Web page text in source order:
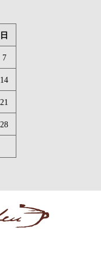
日
7
14
21
28